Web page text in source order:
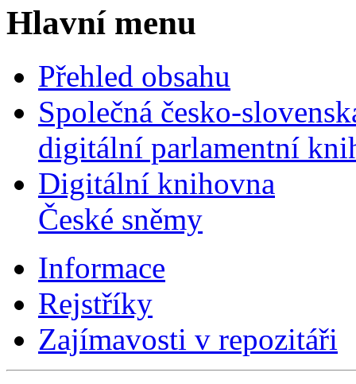
Hlavní menu
Přehled obsahu
Společná česko-
digitální parlamentní
Digitální knihovna
České sněmy
Informace
Rejstříky
Zajímavosti v repozitáři